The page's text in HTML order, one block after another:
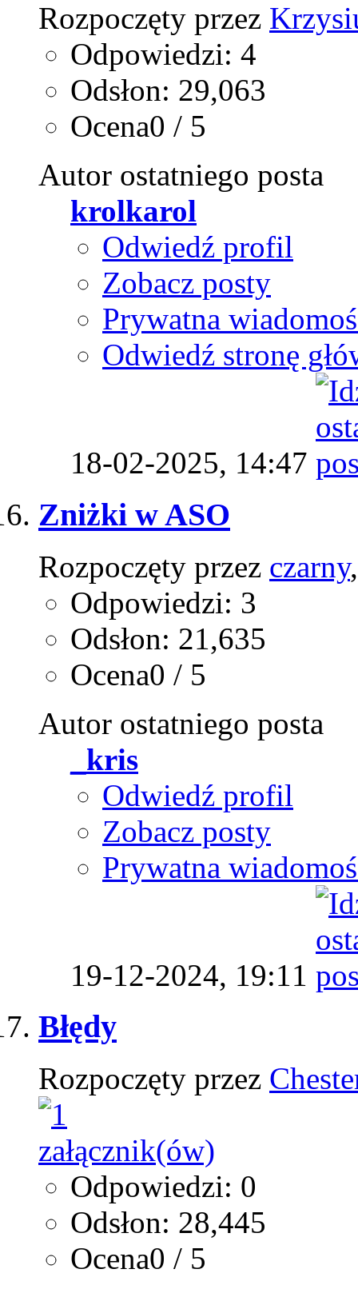
Rozpoczęty przez
Odpowiedzi: 4
Odsłon: 29,063
Ocena0 / 5
Autor ostatniego posta
krolkarol
Odwiedź profil
Zobacz posty
Prywatna
Odwiedź stronę
18-02-2025, 14:47
Zniżki w ASO
Rozpoczęty przez czarny
Odpowiedzi: 3
Odsłon: 21,635
Ocena0 / 5
Autor ostatniego posta
_kris
Odwiedź profil
Zobacz posty
Prywatna
19-12-2024, 19:11
Błędy
Rozpoczęty przez
Odpowiedzi: 0
Odsłon: 28,445
Ocena0 / 5